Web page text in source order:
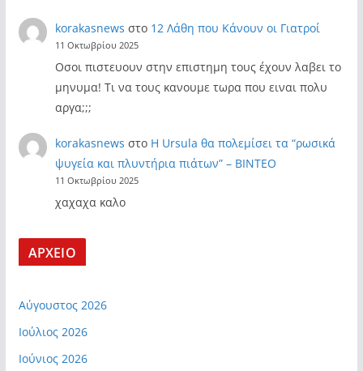
korakasnews στο 12 Λάθη που Κάνουν οι Γιατροί
11 Οκτωβρίου 2025
Οσοι πιστευουν στην επιστημη τους έχουν λαβει το
μηνυμα! Τι να τους κανουμε τωρα που ειναι πολυ
αργα;;;
korakasnews στο Η Ursula θα πολεμίσει τα “ρωσικά
ψυγεία και πλυντήρια πιάτων” – ΒΙΝΤΕΟ
11 Οκτωβρίου 2025
χαχαχα καλο
ΑΡΧΕΙΟ
Αύγουστος 2026
Ιούλιος 2026
Ιούνιος 2026